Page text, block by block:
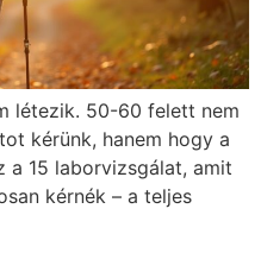
létezik. 50-60 felett nem
kérünk, hanem hogy a
a 15 laborvizsgálat, amit
kérnék – a teljes